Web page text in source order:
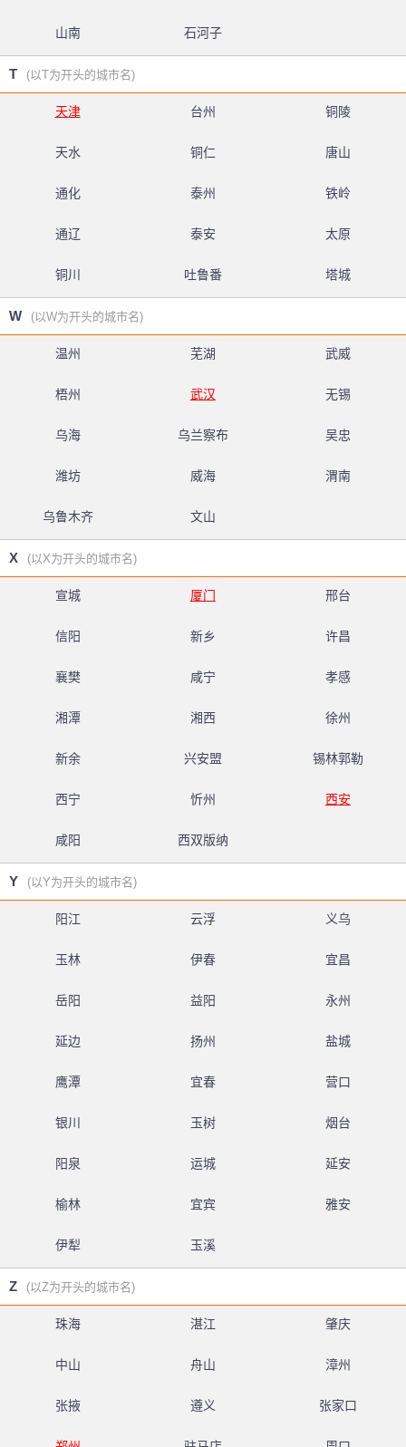
山南 石河子
T (以T为开头的城市名)
天津 台州 铜陵
天水 铜仁 唐山
通化 泰州 铁岭
通辽 泰安 太原
铜川 吐鲁番 塔城
W (以W为开头的城市名)
温州 芜湖 武威
梧州 武汉 无锡
乌海 乌兰察布 吴忠
潍坊 威海 渭南
乌鲁木齐 文山
X (以X为开头的城市名)
宣城 厦门 邢台
信阳 新乡 许昌
襄樊 咸宁 孝感
湘潭 湘西 徐州
新余 兴安盟 锡林郭勒
西宁 忻州 西安
咸阳 西双版纳
Y (以Y为开头的城市名)
阳江 云浮 义乌
玉林 伊春 宜昌
岳阳 益阳 永州
延边 扬州 盐城
鹰潭 宜春 营口
银川 玉树 烟台
阳泉 运城 延安
榆林 宜宾 雅安
伊犁 玉溪
Z (以Z为开头的城市名)
珠海 湛江 肇庆
中山 舟山 漳州
张掖 遵义 张家口